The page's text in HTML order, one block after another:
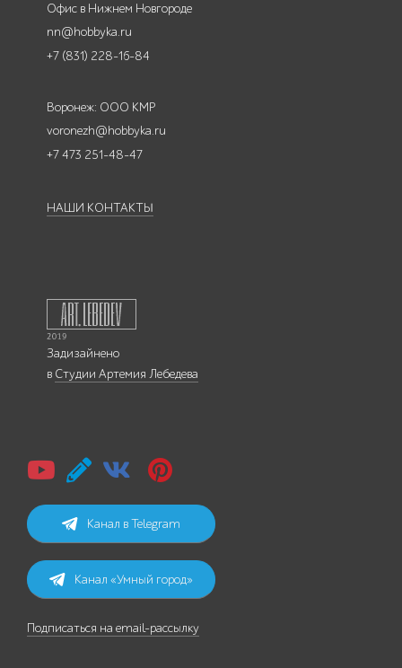
Офис в Нижнем Новгороде
nn@hobbyka.ru
+7 (831) 228-16-84
Воронеж: ООО КМР
voronezh@hobbyka.ru
+7 473 251-48-47
НАШИ КОНТАКТЫ
Задизайнено
в Студии Артемия Лебедева
Канал в Telegram
Канал «Умный город»
Подписаться на email-рассылку